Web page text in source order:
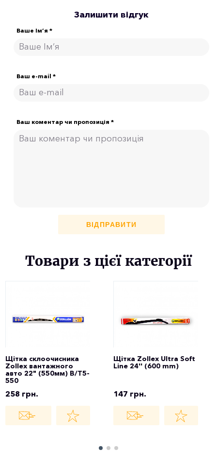
Залишити відгук
Ваше Ім’я *
Ваш e-mail *
Ваш коментар чи пропозиція *
ВІДПРАВИТИ
Товари з цієї категорії
Щітка склоочисника
Zollex вантажного
авто 22" (550мм) B/T5-
550
258 грн.
Щітка Zollex Ultra Soft
Line 24'' (600 mm)
147 грн.